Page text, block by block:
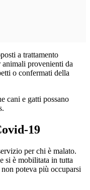
a trattamento
provenienti da
o confermati della
cani e gatti possano
19
per chi è malato.
si è mobilitata in tutta
poteva più occuparsi